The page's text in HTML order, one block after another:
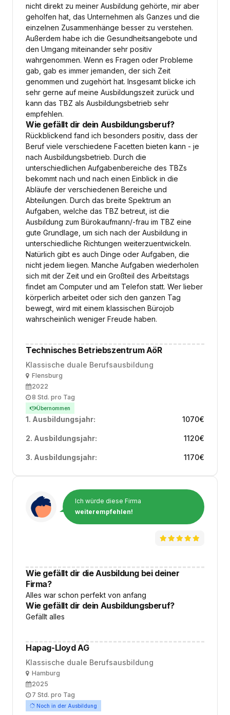
nicht direkt zu meiner Ausbildung gehörte, mir aber
geholfen hat, das Unternehmen als Ganzes und die
einzelnen Zusammenhänge besser zu verstehen.
Außerdem habe ich die Gesundheitsangebote und
den Umgang miteinander sehr positiv
wahrgenommen. Wenn es Fragen oder Probleme
gab, gab es immer jemanden, der sich Zeit
genommen und zugehört hat. Insgesamt blicke ich
sehr gerne auf meine Ausbildungszeit zurück und
kann das TBZ als Ausbildungsbetrieb sehr
empfehlen.
Wie gefällt dir dein Ausbildungsberuf?
Rückblickend fand ich besonders positiv, dass der
Beruf viele verschiedene Facetten bieten kann - je
nach Ausbildungsbetrieb. Durch die
unterschiedlichen Aufgabenbereiche des TBZs
bekommt nach und nach einen Einblick in die
Abläufe der verschiedenen Bereiche und
Abteilungen. Durch das breite Spektrum an
Aufgaben, welche das TBZ betreut, ist die
Ausbildung zum Bürokaufmann/-frau im TBZ eine
gute Grundlage, um sich nach der Ausbildung in
unterschiedliche Richtungen weiterzuentwickeln.
Natürlich gibt es auch Dinge oder Aufgaben, die
nicht jedem liegen. Manche Aufgaben wiederholen
sich mit der Zeit und ein Großteil des Arbeitstags
findet am Computer und am Telefon statt. Wer lieber
körperlich arbeitet oder sich den ganzen Tag
bewegt, wird mit einem klassischen Bürojob
wahrscheinlich weniger Freude haben.
Technisches Betriebszentrum AöR
Klassische duale Berufsausbildung
OrtFlensburg
Ausbildungsbeginn
2022
Arbeitszeit
8 Std. pro Tag
Übernommen
1. Ausbildungsjahr: 1070€
2. Ausbildungsjahr: 1120€
3. Ausbildungsjahr: 1170€
Ich würde diese Firma
weiterempfehlen!
Wie gefällt dir die Ausbildung bei deiner
Firma?
Alles war schon perfekt von anfang
Wie gefällt dir dein Ausbildungsberuf?
Gefällt alles
Hapag-Lloyd AG
Klassische duale Berufsausbildung
OrtHamburg
Ausbildungsbeginn
2025
Arbeitszeit
7 Std. pro Tag
Noch in der Ausbildung